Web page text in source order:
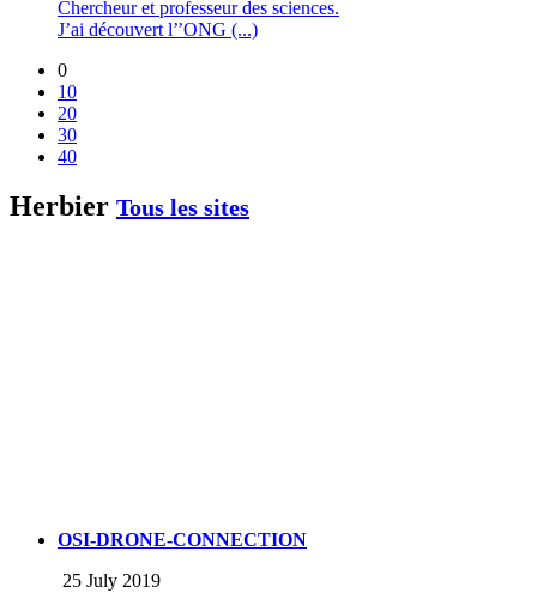
Chercheur et professeur des sciences.
J’ai découvert l’’ONG (...)
0
10
20
30
40
Herbier Tous les sites
OSI-DRONE-CONNECTION
25 July 2019